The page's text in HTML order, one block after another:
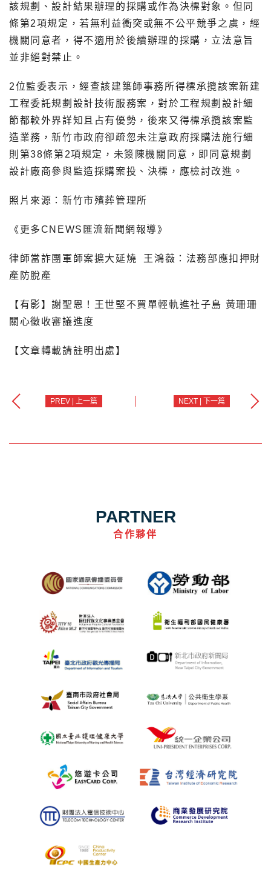
該規劃、設計結果辦理的採購或作為決標對象。但同
條第2項規定，若無利益衝突或無不公平競爭之虞，經
機關同意者，得不適用於後續辦理的採購，立法意旨
並非絕對禁止。
2位監委表示，經查該建築師事務所得標承攬該案新建
工程委託規劃設計技術服務案，對於工程規劃設計細
節都較外界詳知且占有優勢，後來又得標承攬該案監
造業務，新竹市政府卻疏忽未注意政府採購法施行細
則第38條第2項規定，未簽陳機關同意，即同意規劃
設計廠商參與監造採購案投、決標，應檢討改進。
照片來源：新竹市殯葬管理所
《更多CNEWS匯流新聞網報導》
律師當詐團軍師案擴大延燒 王鴻薇：法務部應扣押財
產防脫產
【有影】謝聖恩！王世堅不買單輕軌進社子島 黃珊珊
關心徵收審議進度
【文章轉載請註明出處】
PREV | 上一篇 NEXT | 下一篇
PARTNER
合作夥伴